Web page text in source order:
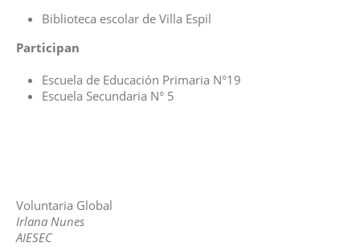
Biblioteca escolar de Villa Espil
Participan
Escuela de Educación Primaria N°19
Escuela Secundaria N° 5
Voluntaria Global
Irlana Nunes
AIESEC